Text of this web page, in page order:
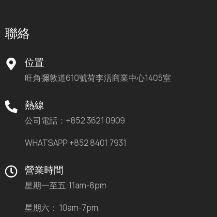
聯絡
位置
旺角彌敦道610號荷李活商業中心1405室
熱線
公司電話：+852 3621 0909
WHATSAPP +852 8401 7931
營業時間
星期一至五:11am-8pm
星期六： 10am-7pm